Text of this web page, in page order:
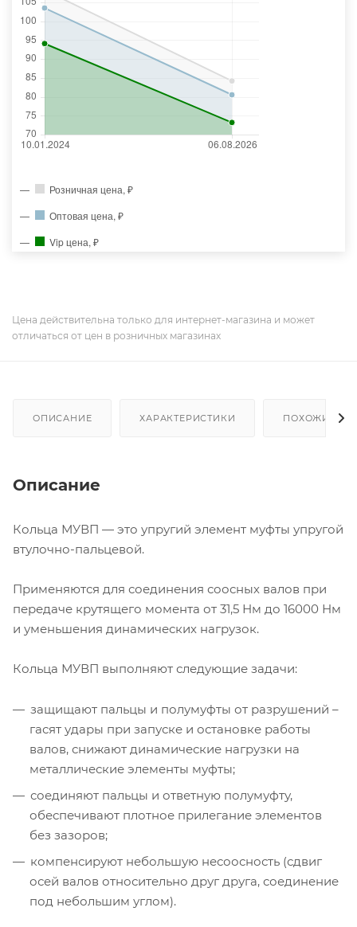
Розничная цена, ₽
Оптовая цена, ₽
Vip цена, ₽
Цена действительна только для интернет-магазина и может
отличаться от цен в розничных магазинах
ОПИСАНИЕ ХАРАКТЕРИСТИКИ ПОХОЖИЕ
Описание
Кольца МУВП — это упругий элемент муфты упругой
втулочно-пальцевой.
Применяются для соединения соосных валов при
передаче крутящего момента от 31,5 Нм до 16000 Нм
и уменьшения динамических нагрузок.
Кольца МУВП выполняют следующие задачи:
защищают пальцы и полумуфты от разрушений –
гасят удары при запуске и остановке работы
валов, снижают динамические нагрузки на
металлические элементы муфты;
соединяют пальцы и ответную полумуфту,
обеспечивают плотное прилегание элементов
без зазоров;
компенсируют небольшую несоосность (сдвиг
осей валов относительно друг друга, соединение
под небольшим углом).